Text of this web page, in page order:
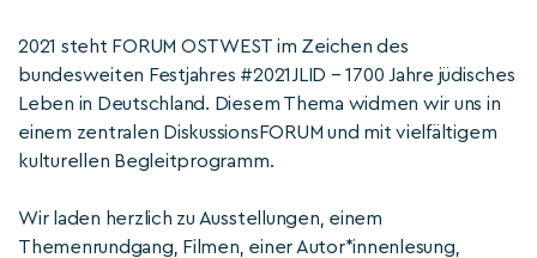
2021 steht FORUM OSTWEST im Zeichen des
bundesweiten Festjahres #2021JLID – 1700 Jahre jüdisches
Leben in Deutschland. Diesem Thema widmen wir uns in
einem zentralen DiskussionsFORUM und mit vielfältigem
kulturellen Begleitprogramm.
Wir laden herzlich zu Ausstellungen, einem
Themenrundgang, Filmen, einer Autor*innenlesung,